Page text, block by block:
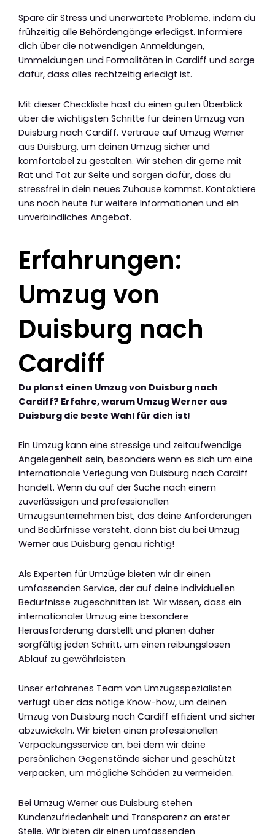
Spare dir Stress und unerwartete Probleme, indem du
frühzeitig alle Behördengänge erledigst. Informiere
dich über die notwendigen Anmeldungen,
Ummeldungen und Formalitäten in Cardiff und sorge
dafür, dass alles rechtzeitig erledigt ist.
Mit dieser Checkliste hast du einen guten Überblick
über die wichtigsten Schritte für deinen Umzug von
Duisburg nach Cardiff. Vertraue auf Umzug Werner
aus Duisburg, um deinen Umzug sicher und
komfortabel zu gestalten. Wir stehen dir gerne mit
Rat und Tat zur Seite und sorgen dafür, dass du
stressfrei in dein neues Zuhause kommst. Kontaktiere
uns noch heute für weitere Informationen und ein
unverbindliches Angebot.
Erfahrungen:
Umzug von
Duisburg nach
Cardiff
Du planst einen Umzug von Duisburg nach
Cardiff? Erfahre, warum Umzug Werner aus
Duisburg die beste Wahl für dich ist!
Ein Umzug kann eine stressige und zeitaufwendige
Angelegenheit sein, besonders wenn es sich um eine
internationale Verlegung von Duisburg nach Cardiff
handelt. Wenn du auf der Suche nach einem
zuverlässigen und professionellen
Umzugsunternehmen bist, das deine Anforderungen
und Bedürfnisse versteht, dann bist du bei Umzug
Werner aus Duisburg genau richtig!
Als Experten für Umzüge bieten wir dir einen
umfassenden Service, der auf deine individuellen
Bedürfnisse zugeschnitten ist. Wir wissen, dass ein
internationaler Umzug eine besondere
Herausforderung darstellt und planen daher
sorgfältig jeden Schritt, um einen reibungslosen
Ablauf zu gewährleisten.
Unser erfahrenes Team von Umzugsspezialisten
verfügt über das nötige Know-how, um deinen
Umzug von Duisburg nach Cardiff effizient und sicher
abzuwickeln. Wir bieten einen professionellen
Verpackungsservice an, bei dem wir deine
persönlichen Gegenstände sicher und geschützt
verpacken, um mögliche Schäden zu vermeiden.
Bei Umzug Werner aus Duisburg stehen
Kundenzufriedenheit und Transparenz an erster
Stelle. Wir bieten dir einen umfassenden